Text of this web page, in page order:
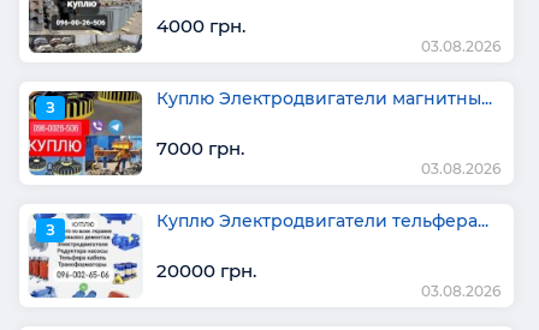
4000 грн.
03.08.2026
З Куплю Электродвигатели магнитны...
7000 грн.
03.08.2026
З Куплю Электродвигатели тельфера...
20000 грн.
03.08.2026